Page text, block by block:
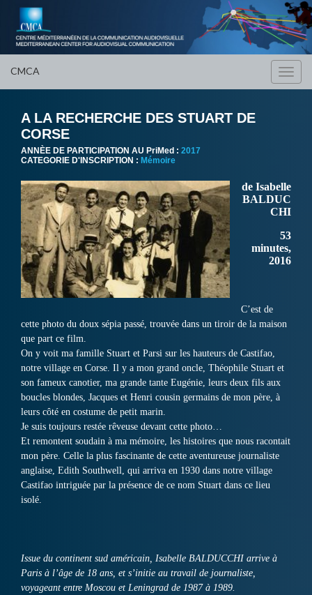
CMCA
A LA RECHERCHE DES STUART DE
CORSE
ANNÈE DE PARTICIPATION AU PriMed : 2017
CATEGORIE D'INSCRIPTION : Mémoire
de Isabelle
BALDUC
CHI
53
minutes,
2016
C’est de
cette photo du doux sépia passé, trouvée dans un tiroir de la maison
que part ce film.
On y voit ma famille Stuart et Parsi sur les hauteurs de Castifao,
notre village en Corse. Il y a mon grand oncle, Théophile Stuart et
son fameux canotier, ma grande tante Eugénie, leurs deux fils aux
boucles blondes, Jacques et Henri cousin germains de mon père, à
leurs côté en costume de petit marin.
Je suis toujours restée rêveuse devant cette photo…
Et remontent soudain à ma mémoire, les histoires que nous racontait
mon père. Celle la plus fascinante de cette aventureuse journaliste
anglaise, Edith Southwell, qui arriva en 1930 dans notre village
Castifao intriguée par la présence de ce nom Stuart dans ce lieu
isolé.
Issue du continent sud américain, Isabelle BALDUCCHI arrive à
Paris à l’âge de 18 ans, et s’initie au travail de journaliste,
voyageant entre Moscou et Leningrad de 1987 à 1989.